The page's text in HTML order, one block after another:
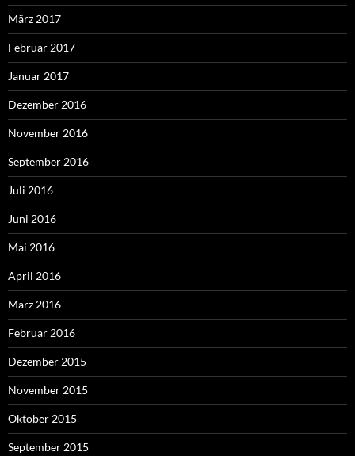
März 2017
Februar 2017
Januar 2017
Dezember 2016
November 2016
September 2016
Juli 2016
Juni 2016
Mai 2016
April 2016
März 2016
Februar 2016
Dezember 2015
November 2015
Oktober 2015
September 2015